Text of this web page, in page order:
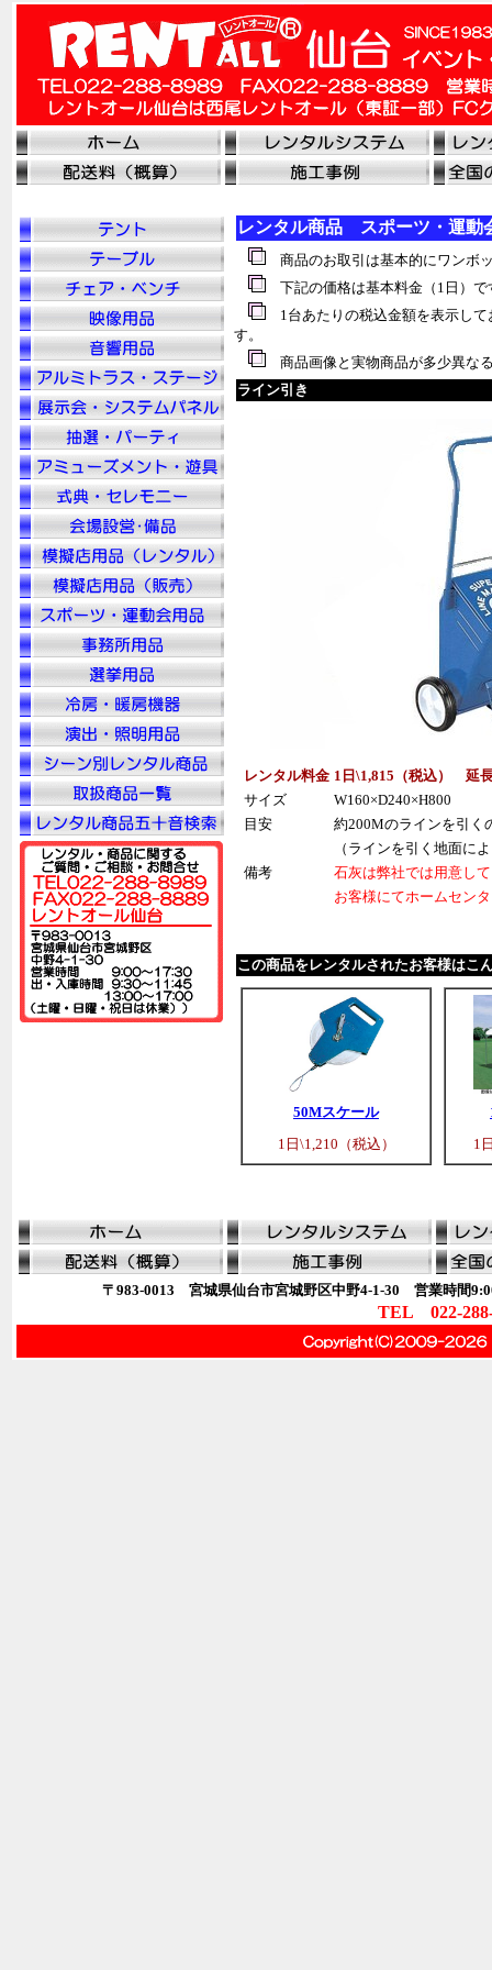
レンタル商品 スポーツ・運動
商品のお取引は基本的にワンボ
下記の価格は基本料金（1日）で
1台あたりの税込金額を表示して
す。
商品画像と実物商品が多少異な
ライン引き
レンタル料金 1日\1,815（税込） 延
サイズ
W160×D240×H800
目安
約200Mのラインを引く
（ラインを引く地面に
備考
石灰は弊社では用意し
お客様にてホームセン
この商品をレンタルされたお客様はこ
50Mスケール
1日\1,210（税込）
1
〒983-0013 宮城県仙台市宮城野区中野4-1-30 営業時間
TEL 022-